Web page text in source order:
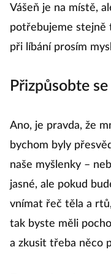
Vášeň je na místě,
potřebujeme stejně
při líbání prosím
Přizpůsobte se
Ano, je pravda, že
bychom byly
naše myšlenky –
jasné, ale pokud
vnímat řeč těla a
tak byste měli
a zkusit třeba něco